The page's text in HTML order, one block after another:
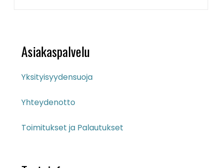
Asiakaspalvelu
Yksityisyydensuoja
Yhteydenotto
Toimitukset ja Palautukset